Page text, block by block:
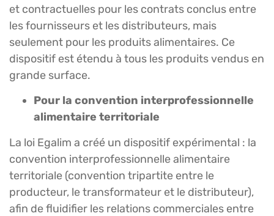
et contractuelles pour les contrats conclus entre
les fournisseurs et les distributeurs, mais
seulement pour les produits alimentaires. Ce
dispositif est étendu à tous les produits vendus en
grande surface.
Pour la convention interprofessionnelle
alimentaire territoriale
La loi Egalim a créé un dispositif expérimental : la
convention interprofessionnelle alimentaire
territoriale (convention tripartite entre le
producteur, le transformateur et le distributeur),
afin de fluidifier les relations commerciales entre